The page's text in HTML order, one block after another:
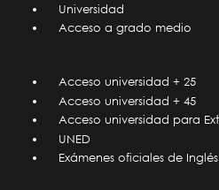
Universidad
Acceso a grado medio
Acceso universidad + 25
Acceso universidad + 45
Acceso universidad para
UNED
Exámenes oficiales de Inglés